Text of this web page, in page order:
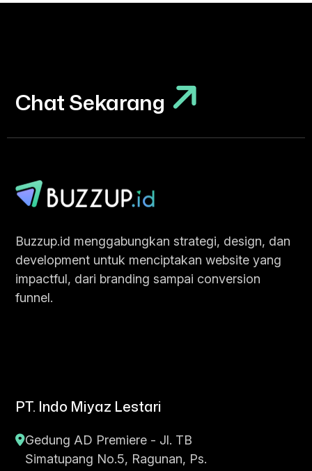
Chat Sekarang
Chat Sekarang
Buzzup.id menggabungkan strategi, design, dan
development untuk menciptakan website yang
impactful, dari branding sampai conversion
funnel.
PT. Indo Miyaz Lestari
Gedung AD Premiere - Jl. TB
Simatupang No.5, Ragunan, Ps.